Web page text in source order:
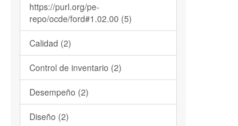
https://purl.org/pe-
repo/ocde/ford#1.02.00 (5)
Calidad (2)
Control de inventario (2)
Desempeño (2)
Diseño (2)